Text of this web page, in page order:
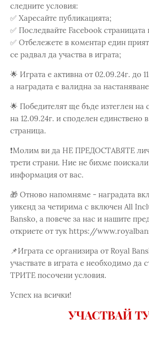
следните условия:
✅ Харесайте публикацията;
✅ Последвайте Facebook страницата
✅ Отбележете в коментар един
се радвал да участва в играта;
🌟 Играта е активна от 02.09.24г. до
а наградата е валидна за
🌟 Победителят ще бъде изтеглен на
на 12.09.24г. и споделен единствено
страница.
❗️Молим ви да НЕ ПРЕДОСТАВЯТЕ
трети страни. Ние не бихме поискали
информация от вас.
🎁 Отново напомняме - наградата
уикенд за четирима с включен All
Bansko, а повече за нас и нашите
откриете от тук https://
📌Играта се организира от Royal
участвате в играта е необходимо да
ТРИТЕ посочени условия.
Успех на всички!
УЧАСТВАЙ